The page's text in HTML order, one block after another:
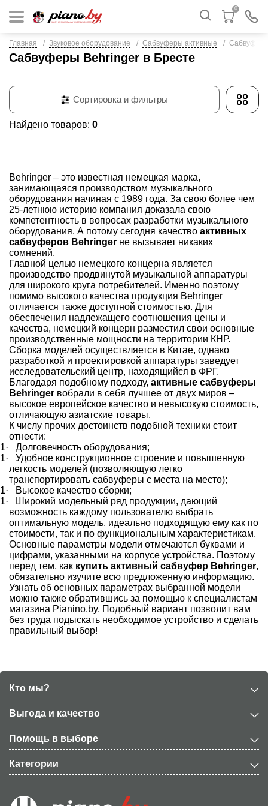
0
Главная Звуковое оборудование Сабвуферы активные
Сабвуферы Behringer в Бресте
Найдено товаров: 0
Сортировка и фильтры
Behringer – это известная немецкая марка,
занимающаяся производством музыкального
оборудования начиная с 1989 года. За свою более чем
25-летнюю историю компания доказала свою
компетентность в вопросах разработки музыкального
оборудования. А потому сегодня качество активных
сабвуферов Behringer не вызывает никаких
сомнений.
Главной целью немецкого концерна является
производство продвинутой музыкальной аппаратуры
для широкого круга потребителей. Именно поэтому
помимо высокого качества продукция Behringer
отличается также доступной стоимостью. Для
обеспечения надлежащего соотношения цены и
качества, немецкий концерн разместил свои основные
производственные мощности на территории КНР.
Сборка моделей осуществляется в Китае, однако
разработкой и проектировкой аппаратуры заведует
исследовательский центр, находящийся в ФРГ.
Благодаря подобному подходу, активные сабвуферы
Behringer вобрали в себя лучшее от двух миров –
высокое европейское качество и невысокую стоимость,
отличающую азиатские товары.
К числу прочих достоинств подобной техники стоит
отнести:
·
Долговечность оборудования;
·
Удобное конструкционное строение и повышенную
легкость моделей (позволяющую легко
транспортировать сабвуферы с места на место);
·
Высокое качество сборки;
·
Широкий модельный ряд продукции, дающий
возможность каждому пользователю выбрать
оптимальную модель, идеально подходящую ему как по
стоимости, так и по функциональным характеристикам.
Основные параметры модели отмечаются буквами и
цифрами, указанными на корпусе устройства. Поэтому
перед тем, как купить активный сабвуфер Behringer,
обязательно изучите всю предложенную информацию.
Узнать об основных параметрах выбранной модели
можно также обратившись за помощью к специалистам
магазина Pianino.by. Подобный вариант позволит вам
без труда подыскать необходимое устройство и сделать
правильный выбор!
Кто мы?
Выгода и качество
Помощь в выборе
Категории